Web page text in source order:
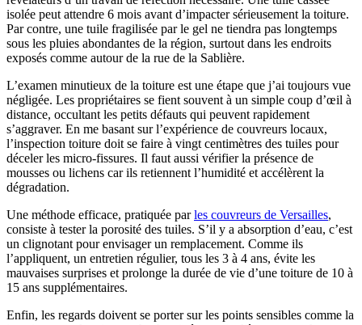
isolée peut attendre 6 mois avant d’impacter sérieusement la toiture.
Par contre, une tuile fragilisée par le gel ne tiendra pas longtemps
sous les pluies abondantes de la région, surtout dans les endroits
exposés comme autour de la rue de la Sablière.
L’examen minutieux de la toiture est une étape que j’ai toujours vue
négligée. Les propriétaires se fient souvent à un simple coup d’œil à
distance, occultant les petits défauts qui peuvent rapidement
s’aggraver. En me basant sur l’expérience de couvreurs locaux,
l’inspection toiture doit se faire à vingt centimètres des tuiles pour
déceler les micro-fissures. Il faut aussi vérifier la présence de
mousses ou lichens car ils retiennent l’humidité et accélèrent la
dégradation.
Une méthode efficace, pratiquée parles couvreurs de Versailles,
consiste à tester la porosité des tuiles. S’il y a absorption d’eau, c’est
un clignotant pour envisager un remplacement. Comme ils
l’appliquent, un entretien régulier, tous les 3 à 4 ans, évite les
mauvaises surprises et prolonge la durée de vie d’une toiture de 10 à
15 ans supplémentaires.
Enfin, les regards doivent se porter sur les points sensibles comme la